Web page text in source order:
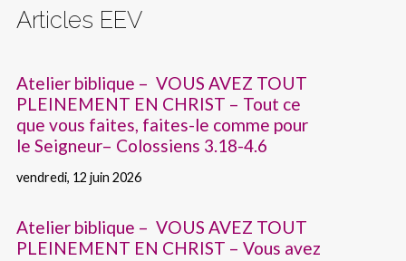
Articles EEV
Atelier biblique – VOUS AVEZ TOUT
PLEINEMENT EN CHRIST – Tout ce
que vous faites, faites-le comme pour
le Seigneur– Colossiens 3.18-4.6
vendredi, 12 juin 2026
Atelier biblique – VOUS AVEZ TOUT
PLEINEMENT EN CHRIST – Vous avez